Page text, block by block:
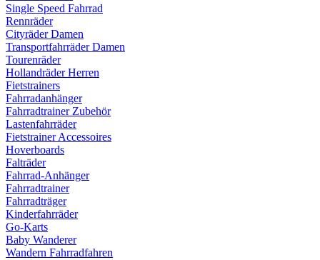
Single Speed Fahrrad
Rennräder
Cityräder Damen
Transportfahrräder Damen
Tourenräder
Hollandräder Herren
Fietstrainers
Fahrradanhänger
Fahrradtrainer Zubehör
Lastenfahrräder
Fietstrainer Accessoires
Hoverboards
Falträder
Fahrrad-Anhänger
Fahrradtrainer
Fahrradträger
Kinderfahrräder
Go-Karts
Baby Wanderer
Wandern Fahrradfahren